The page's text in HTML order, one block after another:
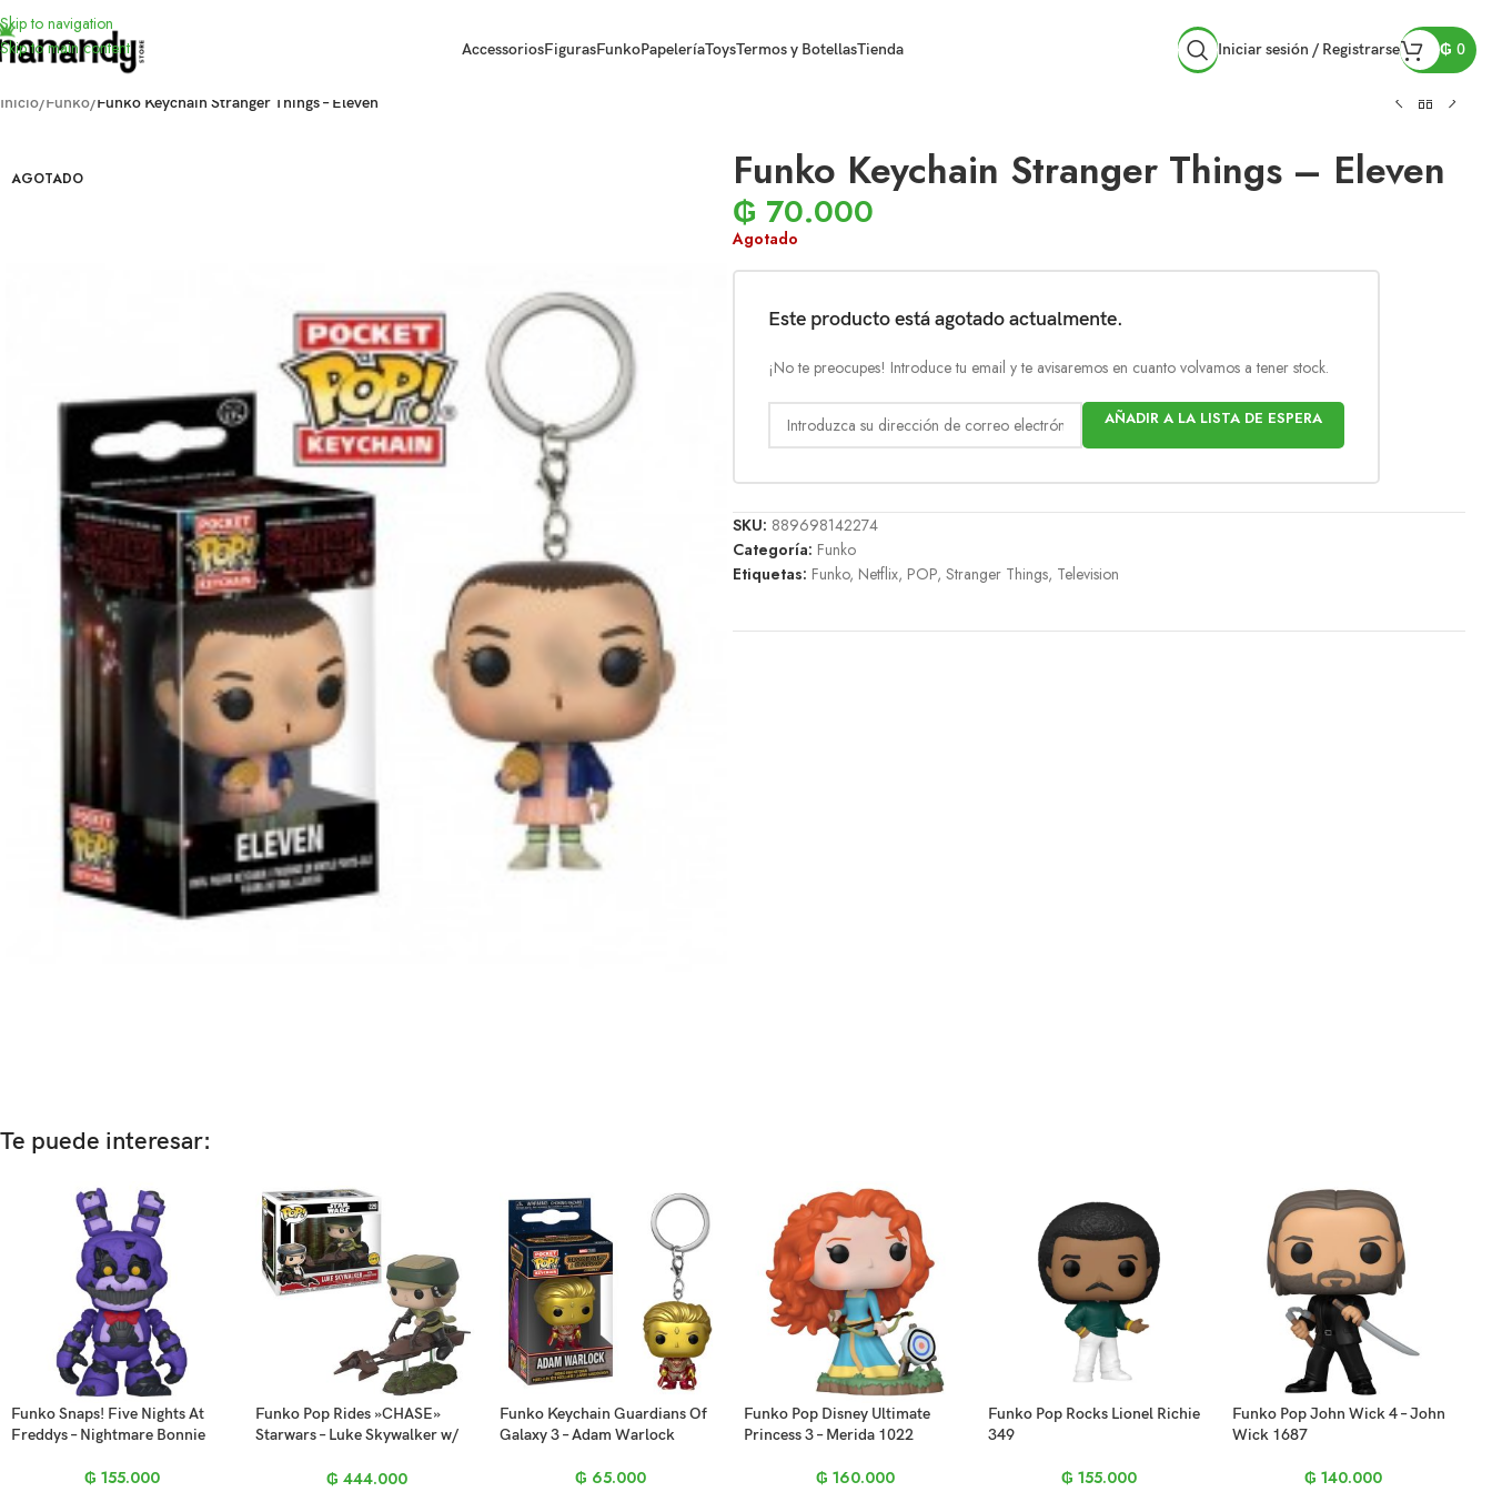
Skip to navigation
Skip to main content
AccessoriosFigurasFunkoPapeleríaToysTermos y BotellasTienda Iniciar sesión / Registrarse ₲ 0
Inicio/Funko/Funko Keychain Stranger Things – Eleven
AGOTADO Funko Keychain Stranger Things – Eleven
₲ 70.000
Agotado
Este producto está agotado actualmente.
¡No te preocupes! Introduce tu email y te avisaremos en cuanto volvamos a tener stock.
AÑADIR A LA LISTA DE ESPERA
SKU: 889698142274
Categoría: Funko
Etiquetas: Funko, Netflix, POP, Stranger Things, Television
Te puede interesar:
Funko Snaps! Five Nights At
Freddys – Nightmare Bonnie
₲ 155.000
Funko Pop Rides »CHASE»
Starwars – Luke Skywalker w/
₲ 444.000
Funko Keychain Guardians Of
Galaxy 3 – Adam Warlock
₲ 65.000
Funko Pop Disney Ultimate
Princess 3 – Merida 1022
₲ 160.000
Funko Pop Rocks Lionel Richie
349
₲ 155.000
Funko Pop John Wick 4 – John
Wick 1687
₲ 140.000